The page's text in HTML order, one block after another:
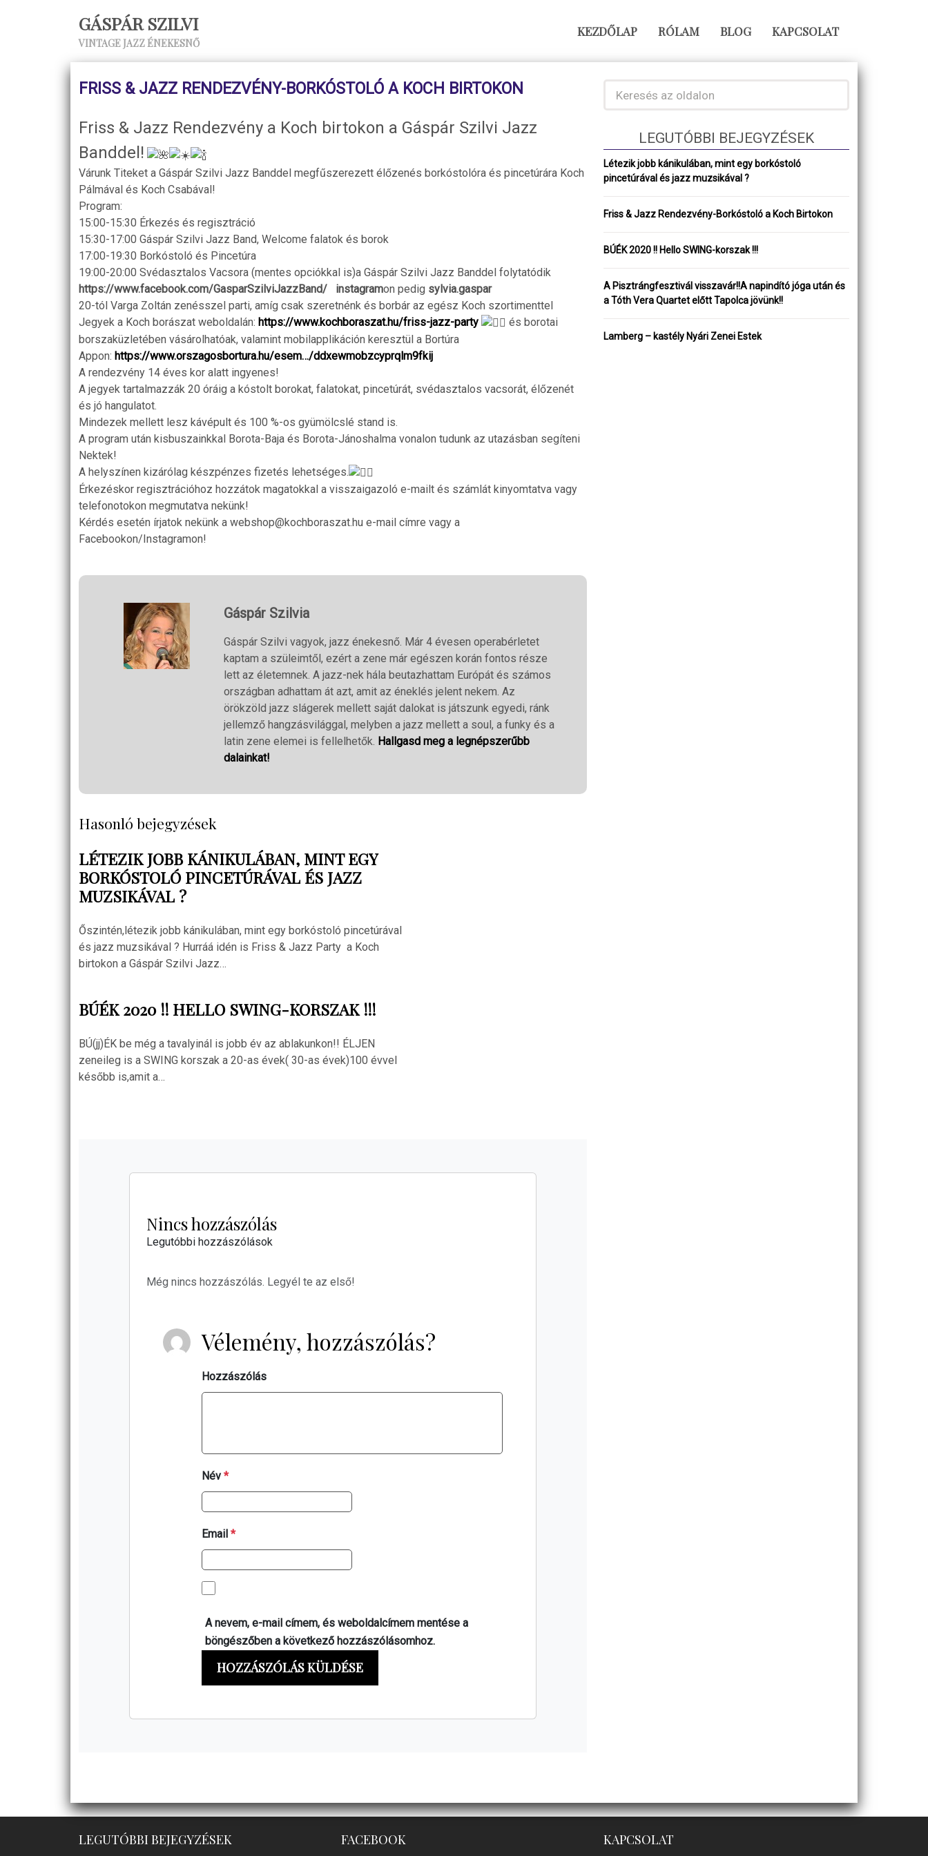
GÁSPÁR SZILVI
VINTAGE JAZZ ÉNEKESNŐ
KEZDŐLAP RÓLAM BLOG KAPCSOLAT
FRISS & JAZZ RENDEZVÉNY-BORKÓSTOLÓ A KOCH BIRTOKON
Friss & Jazz Rendezvény a Koch birtokon a Gáspár Szilvi Jazz
Banddel!
Várunk Titeket a Gáspár Szilvi Jazz Banddel megfűszerezett élőzenés borkóstolóra és pincetúrára Koch
Pálmával és Koch Csabával!
Program:
15:00-15:30 Érkezés és regisztráció
15:30-17:00 Gáspár Szilvi Jazz Band, Welcome falatok és borok
17:00-19:30 Borkóstoló és Pincetúra
19:00-20:00 Svédasztalos Vacsora (mentes opciókkal is)a Gáspár Szilvi Jazz Banddel folytatódik
https://www.facebook.com/GasparSzilviJazzBand/
instagramon pedig sylvia.gaspar
20-tól Varga Zoltán zenésszel parti, amíg csak szeretnénk és borbár az egész Koch szortimenttel
Jegyek a Koch borászat weboldalán: https://www.kochboraszat.hu/friss-jazz-party
és borotai
borszaküzletében vásárolhatóak, valamint mobilapplikáción keresztül a Bortúra
Appon: https://www.orszagosbortura.hu/esem…/ddxewmobzcyprqlm9fkij
A rendezvény 14 éves kor alatt ingyenes!
A jegyek tartalmazzák 20 óráig a kóstolt borokat, falatokat, pincetúrát, svédasztalos vacsorát, élőzenét
és jó hangulatot.
Mindezek mellett lesz kávépult és 100 %-os gyümölcslé stand is.
A program után kisbuszainkkal Borota-Baja és Borota-Jánoshalma vonalon tudunk az utazásban segíteni
Nektek!
A helyszínen kizárólag készpénzes fizetés lehetséges.
Érkezéskor regisztrációhoz hozzátok magatokkal a visszaigazoló e-mailt és számlát kinyomtatva vagy
telefonotokon megmutatva nekünk!
Kérdés esetén írjatok nekünk a webshop@kochboraszat.hu e-mail címre vagy a
Facebookon/Instagramon!
Gáspár Szilvia
Gáspár Szilvi vagyok, jazz énekesnő. Már 4 évesen operabérletet
kaptam a szüleimtől, ezért a zene már egészen korán fontos része
lett az életemnek. A jazz-nek hála beutazhattam Európát és számos
országban adhattam át azt, amit az éneklés jelent nekem. Az
örökzöld jazz slágerek mellett saját dalokat is játszunk egyedi, ránk
jellemző hangzásvilággal, melyben a jazz mellett a soul, a funky és a
latin zene elemei is fellelhetők. Hallgasd meg a legnépszerűbb
dalainkat!
Hasonló bejegyzések
LÉTEZIK JOBB KÁNIKULÁBAN, MINT EGY
BORKÓSTOLÓ PINCETÚRÁVAL ÉS JAZZ
MUZSIKÁVAL ?
Őszintén,létezik jobb kánikulában, mint egy borkóstoló pincetúrával
és jazz muzsikával ? Hurráá idén is Friss & Jazz Party a Koch
birtokon a Gáspár Szilvi Jazz…
BÚÉK 2020 !! HELLO SWING-KORSZAK !!!
BÚ(jj)ÉK be még a tavalyinál is jobb év az ablakunkon!! ÉLJEN
zeneileg is a SWING korszak a 20-as évek( 30-as évek)100 évvel
később is,amit a…
Nincs hozzászólás
Legutóbbi hozzászólások
Még nincs hozzászólás. Legyél te az első!
Vélemény, hozzászólás?
Hozzászólás
Név*
Email*
A nevem, e-mail címem, és weboldalcímem mentése a
böngészőben a következő hozzászólásomhoz.
LEGUTÓBBI BEJEGYZÉSEK
Létezik jobb kánikulában, mint egy borkóstoló
pincetúrával és jazz muzsikával ?
Friss & Jazz Rendezvény-Borkóstoló a Koch Birtokon
BÚÉK 2020 !! Hello SWING-korszak !!!
A Pisztrángfesztivál visszavár!!A napindító jóga után és
a Tóth Vera Quartet előtt Tapolca jövünk!!
Lamberg – kastély Nyári Zenei Estek
LEGUTÓBBI BEJEGYZÉSEK FACEBOOK KAPCSOLAT